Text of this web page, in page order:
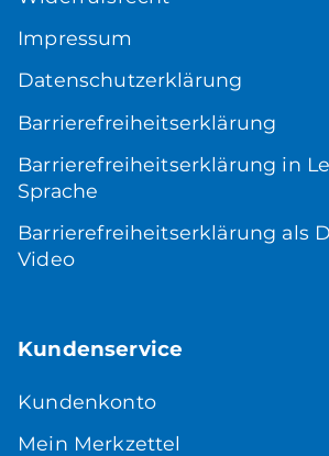
Impressum
Datenschutzerklärung
Barrierefreiheitserklärung
Barrierefreiheitserklärung in
Sprache
Barrierefreiheitserklärung als
Video
Kundenservice
Kundenkonto
Mein Merkzettel